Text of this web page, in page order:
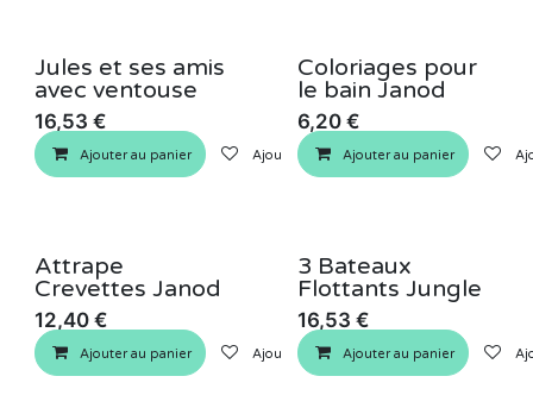
Jules et ses amis
avec ventouse
16,53 €
Ajouter au panier Ajouter à la liste de souhaits
Coloriages pour
le bain Janod
6,20€
Ajouter au panier
Attrape
Crevettes Janod
12,40 €
Ajouter au panier Ajouter à la liste de souhaits
3 Bateaux
Flottants Jungle
16,53 €
Ajouter au panier